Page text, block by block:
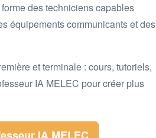
des techniciens capables
équipements communicants et des
et terminale : cours, tutoriels,
IA MELEC pour créer plus